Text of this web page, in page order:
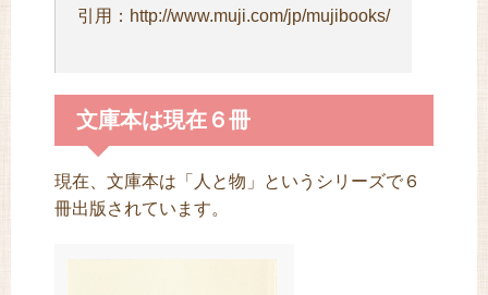
引用：http://www.muji.com/jp/mujibooks/
文庫本は現在６冊
現在、文庫本は「人と物」というシリーズで６
冊出版されています。